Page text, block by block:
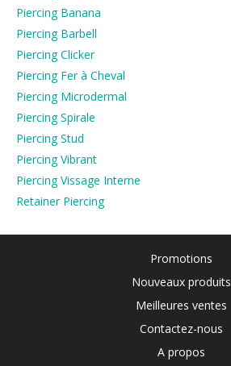
Piercing Banana
Piercing Barbell
Piercing Clicker
Piercing Fer à Cheval
Piercing Microdermal
Piercing Spirale
Piercing Stud
Piercing Vibrant
Piercing Vissage Interne
Retainer Piercing
Promotions
Nouveaux produits
Meilleures ventes
Contactez-nous
A propos